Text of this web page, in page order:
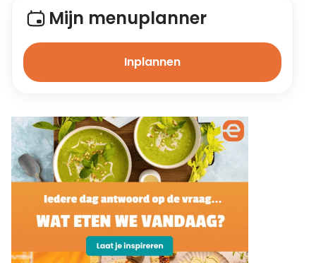
Mijn menuplanner
Inplannen